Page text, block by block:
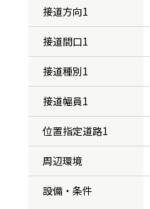
接道方向1
接道間口1
接道種別1
接道幅員1
位置指定道路1
周辺環境
設備・条件